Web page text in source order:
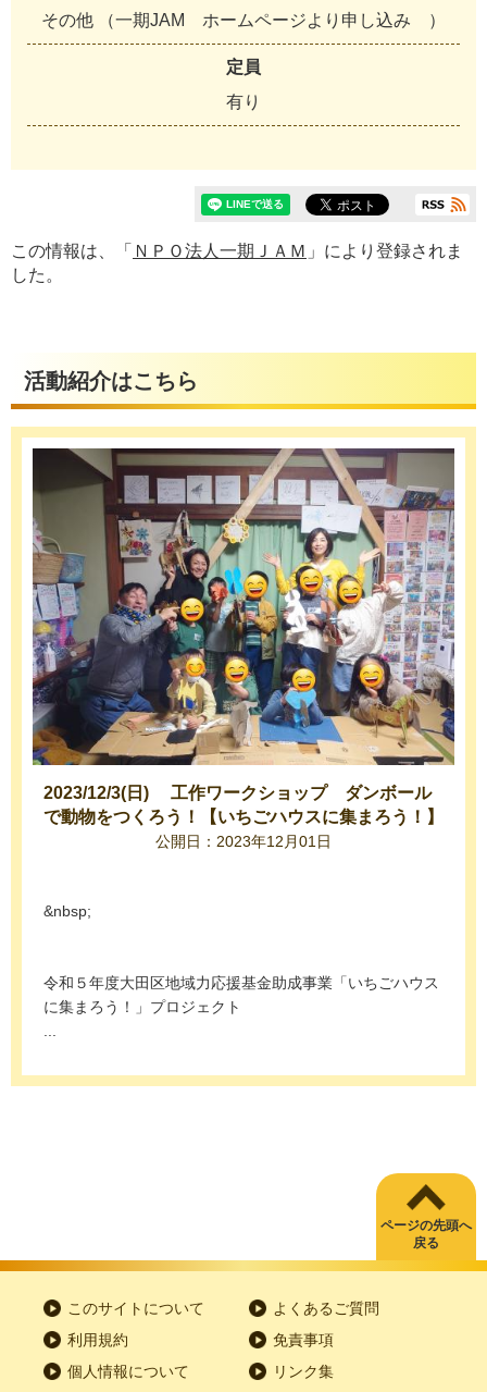
その他 （一期JAM ホームページより申し込み ）
定員
有り
この情報は、「 ＮＰＯ法人一期ＪＡＭ 」により登録されま
した。
活動紹介はこちら
2023/12/3(日) 工作ワークショップ ダンボール
で動物をつくろう！【いちごハウスに集まろう！】
公開日：2023年12月01日
&nbsp;
令和５年度大田区地域力応援基金助成事業「いちごハウス
に集まろう！」プロジェクト
ページの先頭へ
戻る
このサイトについて
よくあるご質問
利用規約
免責事項
個人情報について
リンク集